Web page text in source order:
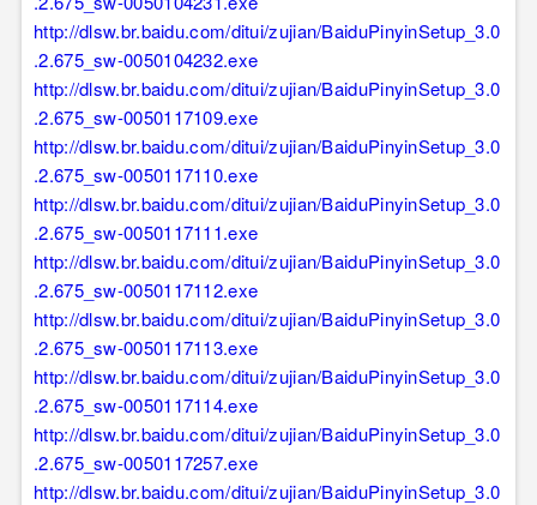
http://dlsw.br.baidu.com/ditui/zujian/BaiduPinyinSetup_3.0
.2.675_sw-0050104232.exe
http://dlsw.br.baidu.com/ditui/zujian/BaiduPinyinSetup_3.0
.2.675_sw-0050117109.exe
http://dlsw.br.baidu.com/ditui/zujian/BaiduPinyinSetup_3.0
.2.675_sw-0050117110.exe
http://dlsw.br.baidu.com/ditui/zujian/BaiduPinyinSetup_3.0
.2.675_sw-0050117111.exe
http://dlsw.br.baidu.com/ditui/zujian/BaiduPinyinSetup_3.0
.2.675_sw-0050117112.exe
http://dlsw.br.baidu.com/ditui/zujian/BaiduPinyinSetup_3.0
.2.675_sw-0050117113.exe
http://dlsw.br.baidu.com/ditui/zujian/BaiduPinyinSetup_3.0
.2.675_sw-0050117114.exe
http://dlsw.br.baidu.com/ditui/zujian/BaiduPinyinSetup_3.0
.2.675_sw-0050117257.exe
http://dlsw.br.baidu.com/ditui/zujian/BaiduPinyinSetup_3.0